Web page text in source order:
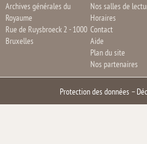
Archives générales du
Royaume
Rue de Ruysbroeck 2 - 1000
Bruxelles
Nos salles de
Horaires
Contact
Aide
Plan du site
Nos partenaires
Protection des données–